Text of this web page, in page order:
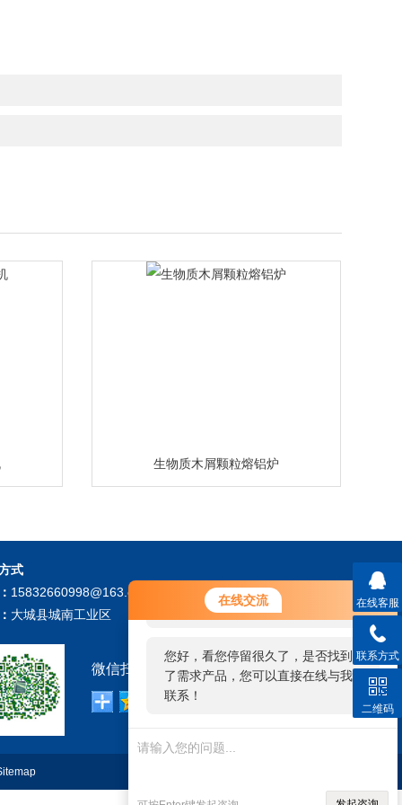
在线交流
您好！欢迎前来咨询，很高兴为您
服务，请问您要咨询什么问题呢？
您好，看您停留很久了，是否找到
了需求产品，您可以直接在线与我
联系！
生物质木屑颗粒熔铝炉
式
15832660998@163.com
大城县城南工业区
微信扫描关注我们：
在线客服
联系方式
二维码